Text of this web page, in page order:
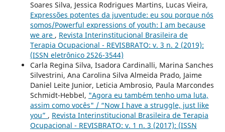
Soares Silva, Jessica Rodrigues Martins, Lucas Vieira,
Expressões potentes da juventude: eu sou porque nós
somos/Powerful expressions of youth: I am because
we are , Revista Interinstitucional Brasileira de
Terapia Ocupacional - REVISBRATO: v. 3 n. 2 (2019):
(ISSN eletrônico 2526-3544)
Carla Regina Silva, Isadora Cardinalli, Marina Sanches
Silvestrini, Ana Carolina Silva Almeida Prado, Jaime
Daniel Leite Junior, Leticia Ambrosio, Paula Marcondes
Schmidt-Hebbel, "Agora eu também tenho uma luta,
assim como vocês" / “Now I have a struggle, just like
you” , Revista Interinstitucional Brasileira de Terapia
Ocupacional - REVISBRATO: v. 1 n. 3 (2017): (ISSN